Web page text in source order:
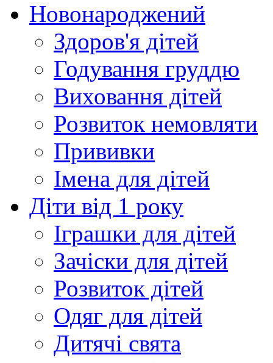
Новонароджений
Здоров'я дітей
Годування груддю
Виховання дітей
Розвиток немовляти
Прививки
Імена для дітей
Діти від 1 року
Іграшки для дітей
Зачіски для дітей
Розвиток дітей
Одяг для дітей
Дитячі свята